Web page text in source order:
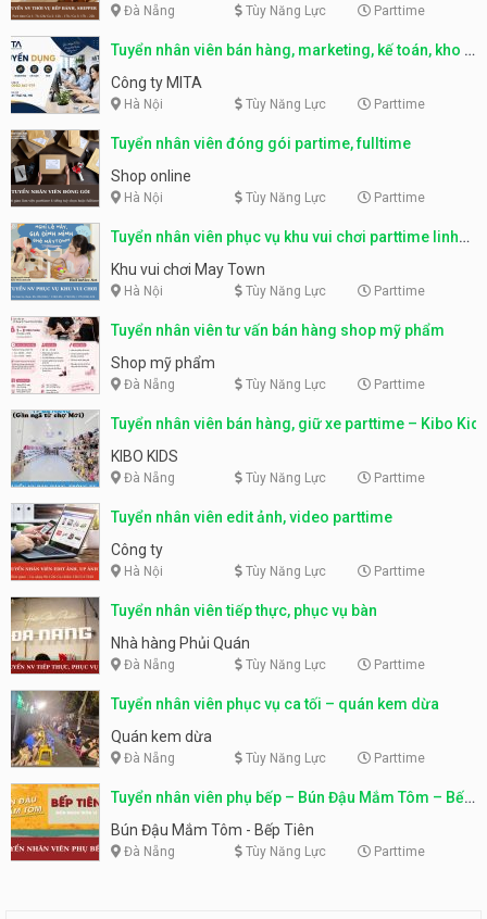
Đà Nẵng Tùy Năng Lực Parttime
Tuyển nhân viên bán hàng, marketing, kế toán, kho –
parttime, fulltime
Công ty MITA
Hà Nội Tùy Năng Lực Parttime
Tuyển nhân viên đóng gói partime, fulltime
Shop online
Hà Nội Tùy Năng Lực Parttime
Tuyển nhân viên phục vụ khu vui chơi parttime linh
động
Khu vui chơi May Town
Hà Nội Tùy Năng Lực Parttime
Tuyển nhân viên tư vấn bán hàng shop mỹ phẩm
Shop mỹ phẩm
Đà Nẵng Tùy Năng Lực Parttime
Tuyển nhân viên bán hàng, giữ xe parttime – Kibo Kid
KIBO KIDS
Đà Nẵng Tùy Năng Lực Parttime
Tuyển nhân viên edit ảnh, video parttime
Công ty
Hà Nội Tùy Năng Lực Parttime
Tuyển nhân viên tiếp thực, phục vụ bàn
Nhà hàng Phủi Quán
Đà Nẵng Tùy Năng Lực Parttime
Tuyển nhân viên phục vụ ca tối – quán kem dừa
Quán kem dừa
Đà Nẵng Tùy Năng Lực Parttime
Tuyển nhân viên phụ bếp – Bún Đậu Mắm Tôm – Bếp
Tiên
Bún Đậu Mắm Tôm - Bếp Tiên
Đà Nẵng Tùy Năng Lực Parttime